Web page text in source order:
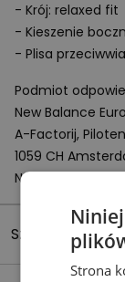
- Krój: relaxed fit
- Kieszenie
- Plisa
Podmiot
New Balance
A-Factorij,
1059 CH
Netherlands
Szczegóły
Strona